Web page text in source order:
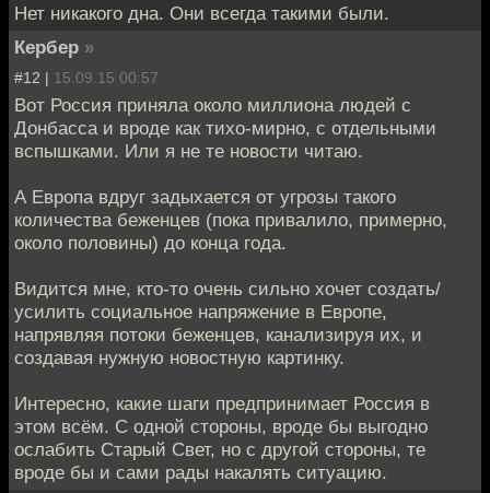
Нет никакого дна. Они всегда такими были.
Кербер »
#12 | 15.09.15 00:57
Вот Россия приняла около миллиона людей с
Донбасса и вроде как тихо-мирно, с отдельными
вспышками. Или я не те новости читаю.
А Европа вдруг задыхается от угрозы такого
количества беженцев (пока привалило, примерно,
около половины) до конца года.
Видится мне, кто-то очень сильно хочет создать/
усилить социальное напряжение в Европе,
напрявляя потоки беженцев, канализируя их, и
создавая нужную новостную картинку.
Интересно, какие шаги предпринимает Россия в
этом всём. С одной стороны, вроде бы выгодно
ослабить Старый Свет, но с другой стороны, те
вроде бы и сами рады накалять ситуацию.